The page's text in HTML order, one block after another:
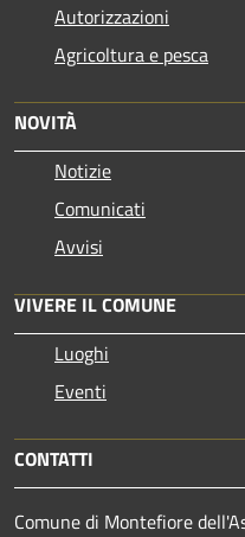
Autorizzazioni
Agricoltura e pesca
NOVITÀ
Notizie
Comunicati
Avvisi
VIVERE IL COMUNE
Luoghi
Eventi
CONTATTI
Comune di Montefiore